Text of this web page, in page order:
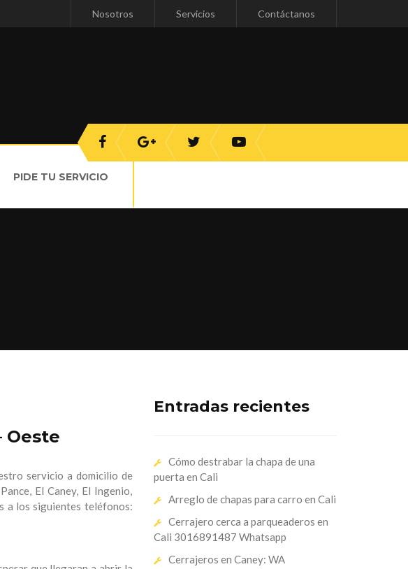
Nosotros Servicios Contáctanos
PIDE TU SERVICIO
Oeste
servicio a domicilio de
El Caney, El Ingenio,
a los siguientes teléfonos:
Entradas recientes
Cómo destrabar la chapa de una
puerta en Cali
Arreglo de chapas para carro en Cali
Cerrajero cerca a parqueaderos en
Cali 3016891487 Whatsapp
Cerrajeros en Caney: WA